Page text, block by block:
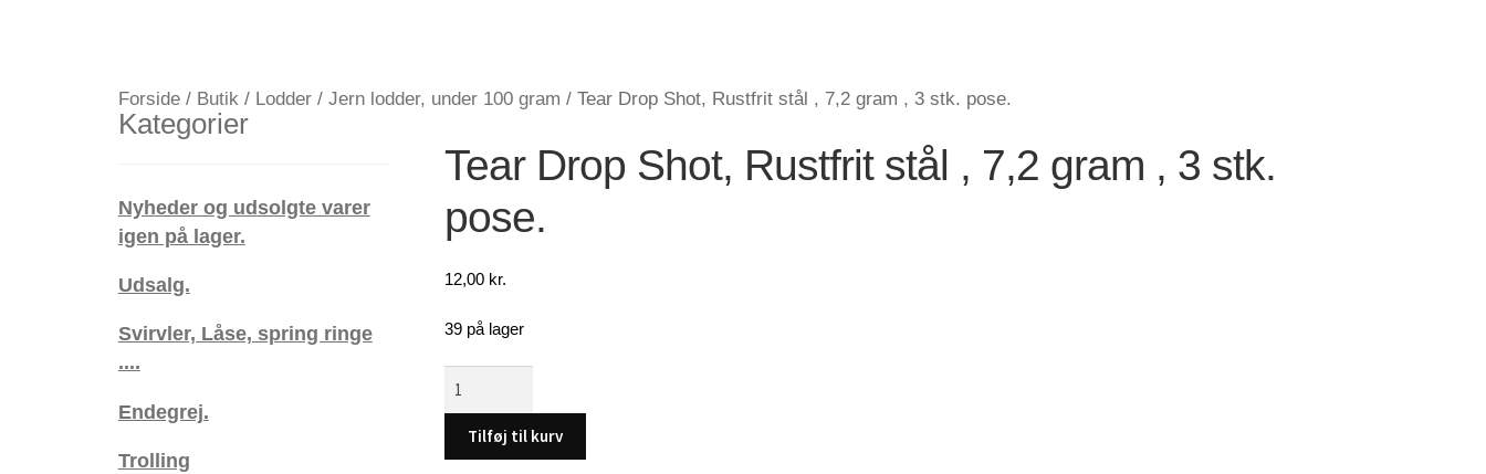
Forside/ Butik / Lodder/ Jern lodder, under 100 gram / Tear Drop Shot, Rustfrit stål , 7,2 gram , 3 stk. pose.
Tear Drop Shot, Rustfrit stål , 7,2 gram , 3 stk.
pose.
12,00 kr.
39 på lager
Shot,
Rustfrit
Tilføj til kurv
Kategorier
Nyheder og udsolgte varer
igen på lager.
Udsalg.
Svirvler, Låse, spring ringe
....
Endegrej.
Trolling